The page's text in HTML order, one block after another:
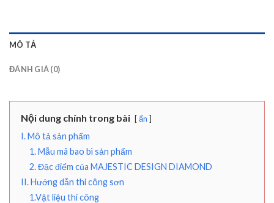
MÔ TẢ
ĐÁNH GIÁ (0)
Nội dung chính trong bài ẩn
I. Mô tả sản phẩm
1. Mẫu mã bao bì sản phẩm
2. Đặc điểm của MAJESTIC DESIGN DIAMOND
II. Hướng dẫn thi công sơn
1.Vật liệu thi công